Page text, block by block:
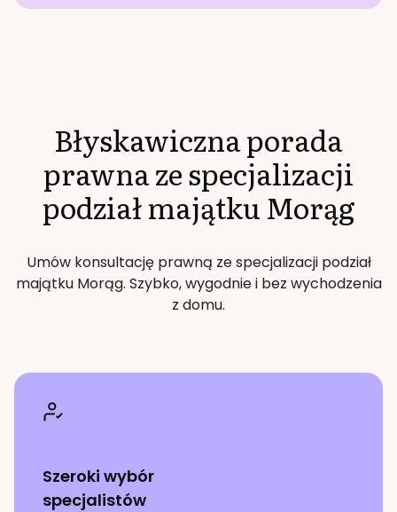
Błyskawiczna porada
prawna ze specjalizacji
podział majątkuMorąg
Umów konsultację prawną ze specjalizacji podział
majątkuMorąg. Szybko, wygodnie i bez wychodzenia
z domu.
Szeroki wybór
specjalistów